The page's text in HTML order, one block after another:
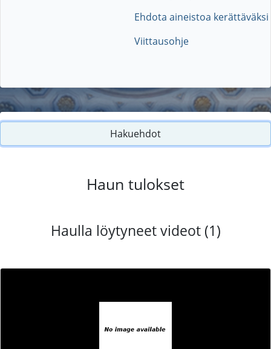
Ehdota aineistoa kerättäväksi
Viittausohje
Hakuehdot
Haun tulokset
Haulla löytyneet videot (1)